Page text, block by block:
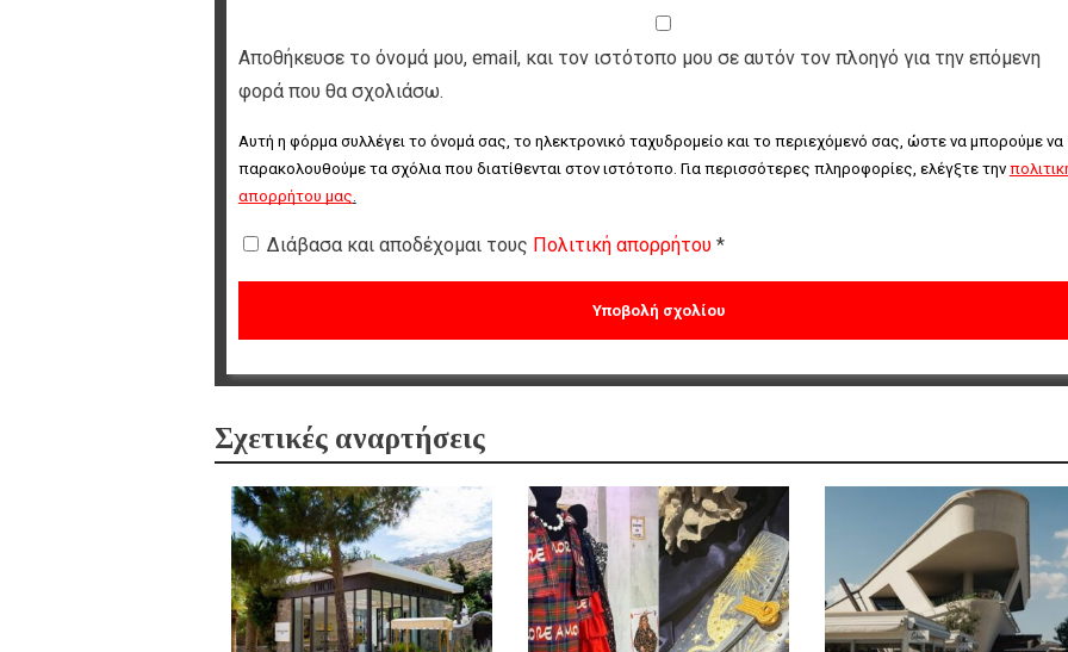
Αποθήκευσε το όνομά μου, email, και τον ιστότοπο μου σε αυτόν τον πλοηγό για την επόμενη
φορά που θα σχολιάσω.
Αυτή η φόρμα συλλέγει το όνομά σας, το ηλεκτρονικό ταχυδρομείο και το περιεχόμενό σας, ώστε να μπορούμε να
παρακολουθούμε τα σχόλια που διατίθενται στον ιστότοπο. Για περισσότερες πληροφορίες, ελέγξτε την
απορρήτου μας.
Διάβασα και αποδέχομαι τους Πολιτική απορρήτου *
Σχετικές αναρτήσεις